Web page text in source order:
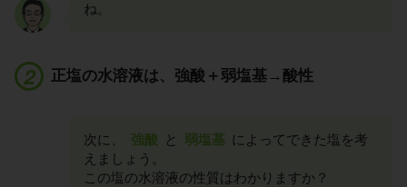
ね。
正塩の水溶液は、強酸＋弱塩基→酸性
次に、 強酸 と 弱塩基 によってできた塩を考
えましょう。
この塩の水溶液の性質はわかりますか？